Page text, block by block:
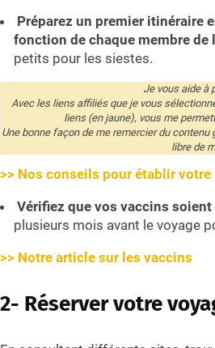
Préparez un premier itinéraire
fonction de chaque membre de
petits pour les siestes.
Je vous aide à
Avec les liens affiliés que je vous
liens (en jaune), vous me
Une bonne façon de me remercier du
libre de
>> Nos conseils pour établir
Vérifiez que vos vaccins soient
plusieurs mois avant le voyage
>> Notre article sur les vaccins
2- Réserver votre